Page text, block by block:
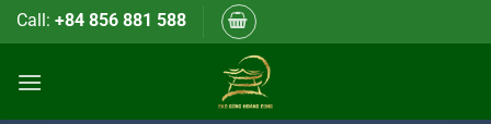
Bỏ
qua
dung
Call: +84 856 881 588